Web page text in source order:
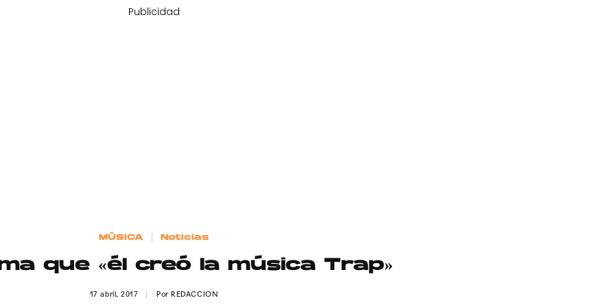
Publicidad
MÚSICA Noticias
que «él creó la música Trap»
17 abril, 2017 PorREDACCION